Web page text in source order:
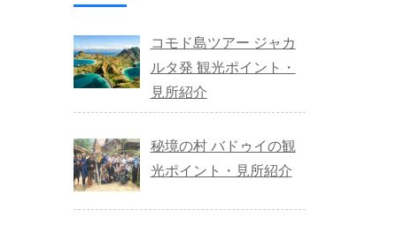
コモド島ツアー ジャカ
ルタ発 観光ポイント・
見所紹介
秘境の村 バドゥイの観
光ポイント・見所紹介